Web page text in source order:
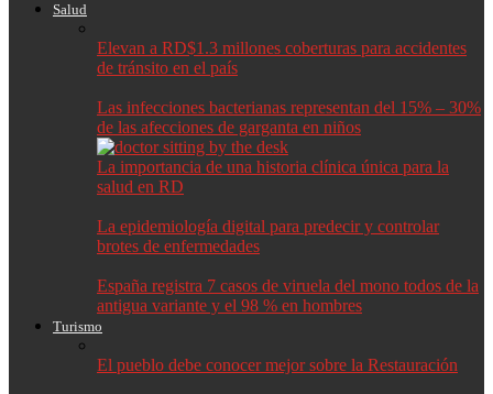
Salud
Elevan a RD$1.3 millones coberturas para accidentes
de tránsito en el país
Las infecciones bacterianas representan del 15% – 30%
de las afecciones de garganta en niños
La importancia de una historia clínica única para la
salud en RD
La epidemiología digital para predecir y controlar
brotes de enfermedades
España registra 7 casos de viruela del mono todos de la
antigua variante y el 98 % en hombres
Turismo
El pueblo debe conocer mejor sobre la Restauración